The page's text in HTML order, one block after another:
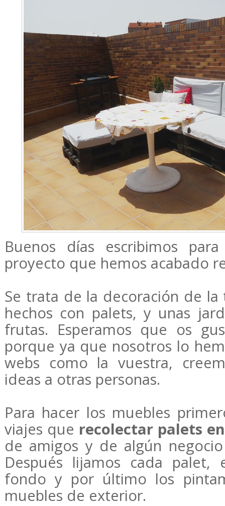
Buenos días escribimos
proyecto que hemos acabado
Se trata de la decoración de la
hechos con palets, y unas
frutas. Esperamos que os
porque ya que nosotros lo
webs como la vuestra,
ideas a otras personas.
Para hacer los muebles
viajes que recolectar palets
de amigos y de algún
Después lijamos cada palet,
fondo y por último los
muebles de exterior.